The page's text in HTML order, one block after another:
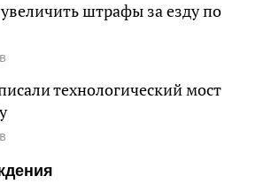
штрафы за езду по
технологический мост